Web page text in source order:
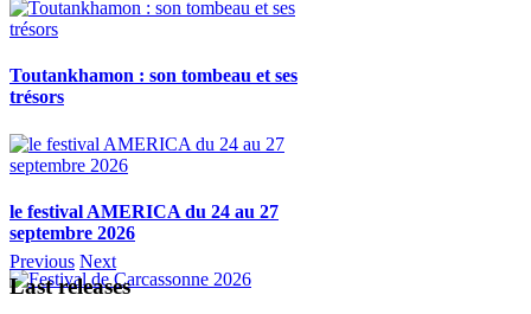
Toutankhamon : son tombeau et ses
trésors
le festival AMERICA du 24 au 27
septembre 2026
Previous Next
Last releases